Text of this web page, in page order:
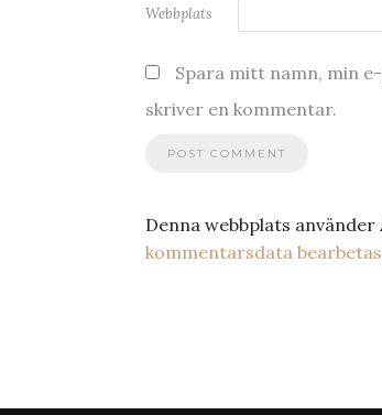
Webbplats
Spara mitt namn, min
skriver en kommentar.
Denna webbplats
kommentarsdata bearbetas